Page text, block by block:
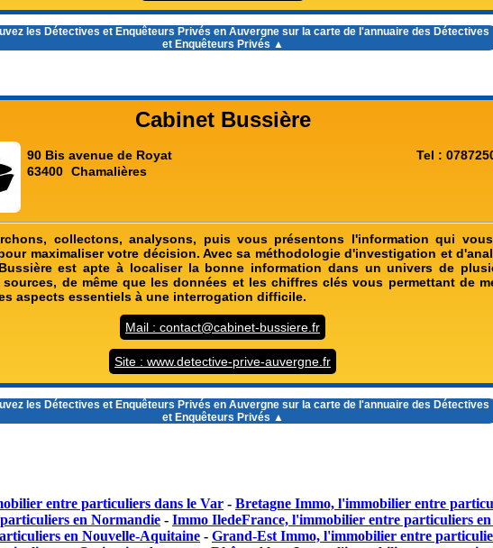
les Détectives et Enquêteurs Privés en Auvergnesur la carte de l'annuaire des Détectives
et Enquêteurs Privés ▲
Cabinet Bussière
90 Bis avenue de Royat
63400 Chamalières
Tel :
collectons, analysons, puis vous présentons l'information qui
maximaliser votre décision. Avec sa méthodologie d'investigation et
est apte à localiser la bonne information dans un univers de
sources, de même que les données et les chiffres clés vous permettant de
aspects essentiels à une interrogation difficile.
Mail : contact@cabinet-bussiere.fr
Site : www.detective-prive-auvergne.fr
les Détectives et Enquêteurs Privés en Auvergnesur la carte de l'annuaire des Détectives
et Enquêteurs Privés ▲
entre particuliers dans le Var - Bretagne Immo, l'immobilier entre
en Normandie - Immo IledeFrance, l'immobilier entre particuliers
en Nouvelle-Aquitaine - Grand-Est Immo, l'immobilier entre